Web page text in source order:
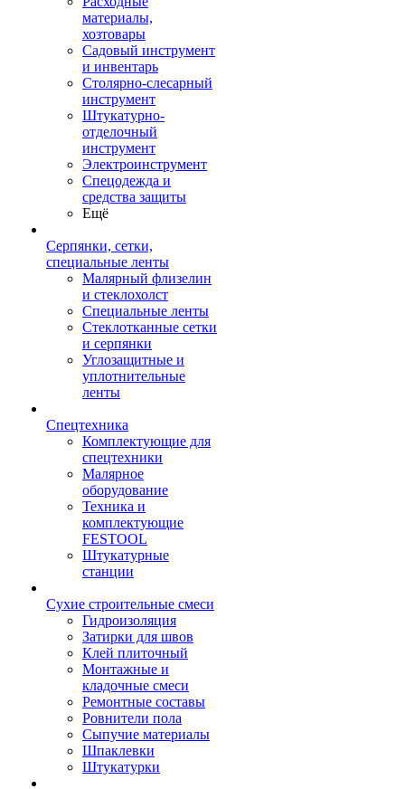
материалы,
хозтовары
Садовый инструмент
и инвентарь
Столярно-слесарный
инструмент
Штукатурно-
отделочный
инструмент
Электроинструмент
Спецодежда и
средства защиты
Ещё
Серпянки, сетки,
специальные ленты
Малярный флизелин
и стеклохолст
Специальные ленты
Стеклотканные сетки
и серпянки
Углозащитные и
уплотнительные
ленты
Спецтехника
Комплектующие для
спецтехники
Малярное
оборудование
Техника и
комплектующие
FESTOOL
Штукатурные
станции
Сухие строительные смеси
Гидроизоляция
Затирки для швов
Клей плиточный
Монтажные и
кладочные смеси
Ремонтные составы
Ровнители пола
Сыпучие материалы
Шпаклевки
Штукатурки